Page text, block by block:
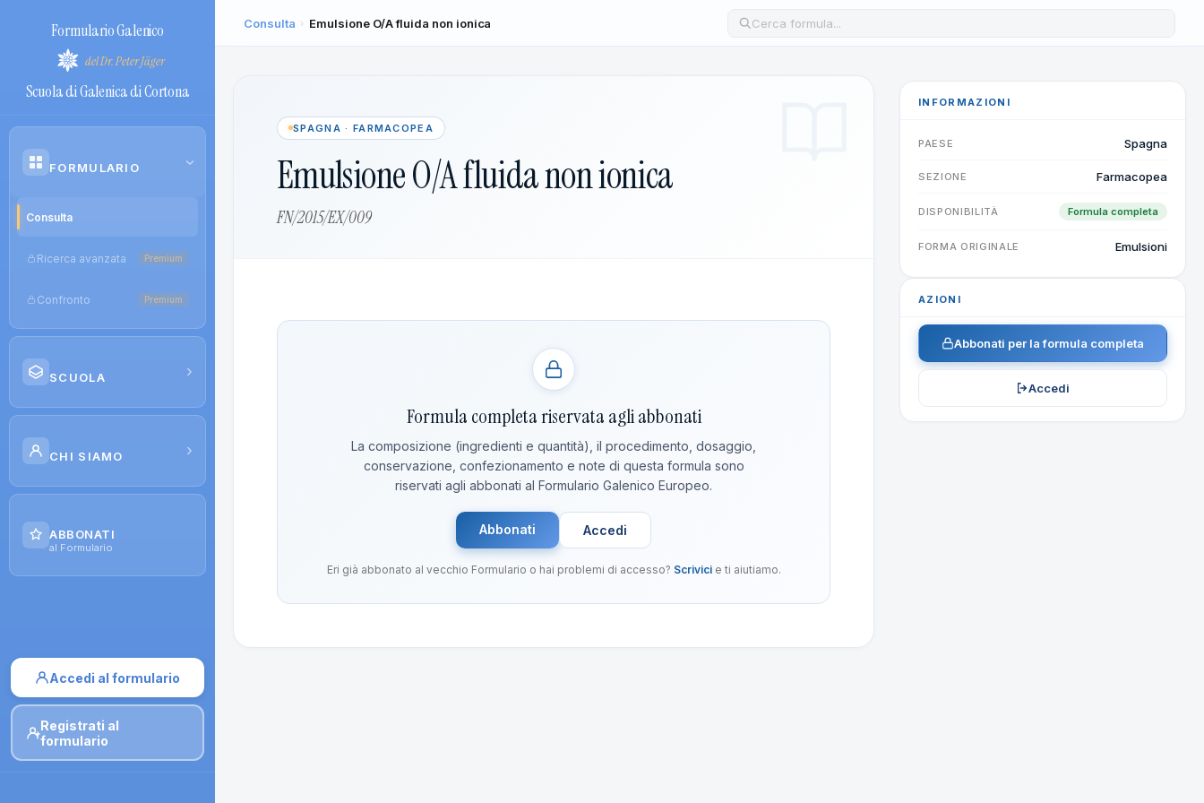
Formulario Galenico
del Dr. Peter Jäger
Scuola di Galenica di Cortona
FORMULARIO ›
Consulta
Ricerca avanzata Premium
Confronto Premium
SCUOLA ›
Corsi
Moduli di iscrizione
CHI SIAMO ›
Contatti
ABBONATI
al Formulario
Accedi al formulario
Registrati al
formulario
Consulta › Emulsione O/A fluida non ionica Cerca una formula nel database
SPAGNA · FARMACOPEA
Emulsione O/A fluida non ionica
FN/2015/EX/009
Formula completa riservata agli abbonati
La composizione (ingredienti e quantità), il procedimento, dosaggio,
conservazione, confezionamento e note di questa formula sono
riservati agli abbonati al Formulario Galenico Europeo.
Abbonati Accedi
Eri già abbonato al vecchio Formulario o hai problemi di accesso? Scrivicie ti aiutiamo.
INFORMAZIONI
PAESE Spagna
SEZIONE Farmacopea
DISPONIBILITÀ Formula completa
FORMA ORIGINALE Emulsioni
AZIONI
Abbonati per la formula completa
Accedi